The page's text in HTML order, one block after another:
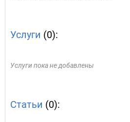
Услуги (0):
Услуги пока не добавлены
Статьи (0):